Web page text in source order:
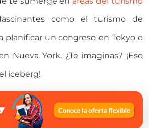
como el turismo de
planificar un congreso en Tokyo o
Nueva York. ¿Te imaginas? ¡Eso
iceberg!